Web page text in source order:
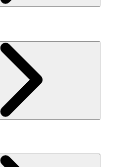
개인정보취급방침